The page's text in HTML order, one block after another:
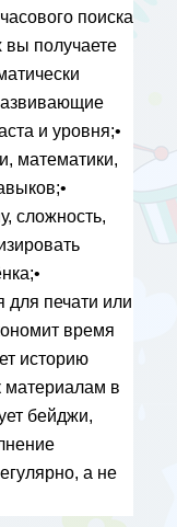
поиска
вы получаете
и уровня;•
математики,
сложность,
для печати или
время
историю
материалам в
бейджи,
а не